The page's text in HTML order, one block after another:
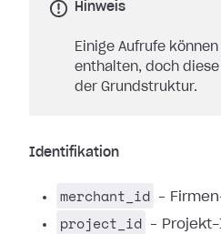
Hinweis
Einige Aufrufe
enthalten, doch
der Grundstruktur.
Identifikation
merchant_id –
project_id –